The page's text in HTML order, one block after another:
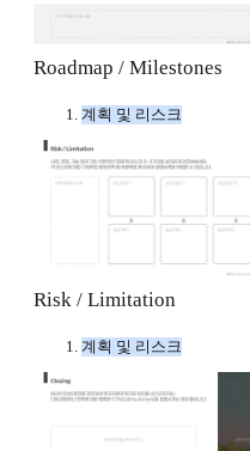
Roadmap / Milestones
계획 및 리스크
Risk / Limitation
계획 및 리스크